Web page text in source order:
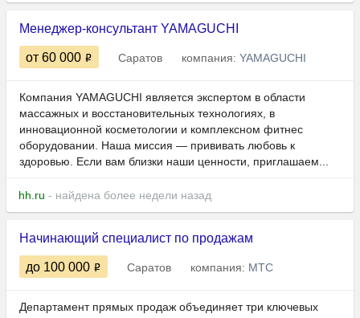
Менеджер-консультант YAMAGUCHI
от 60 000 Саратов компания: YAMAGUCHI
Компания YAMAGUCHI является экспертом в области
массажных и восстановительных технологиях, в
инновационной косметологии и комплексном фитнес
оборудовании. Наша миссия — прививать любовь к
здоровью. Если вам близки наши ценности, приглашаем...
hh.ru - найдена более недели назад
Начинающий специалист по продажам
до 100 000 Саратов компания: МТС
Департамент прямых продаж объединяет три ключевых